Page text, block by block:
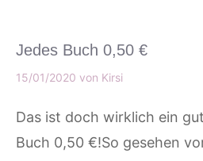
Jedes Buch 0,50 €
15/01/2020 von Kirsi
Das ist doch wirklich ein
Buch 0,50 €!So gesehen